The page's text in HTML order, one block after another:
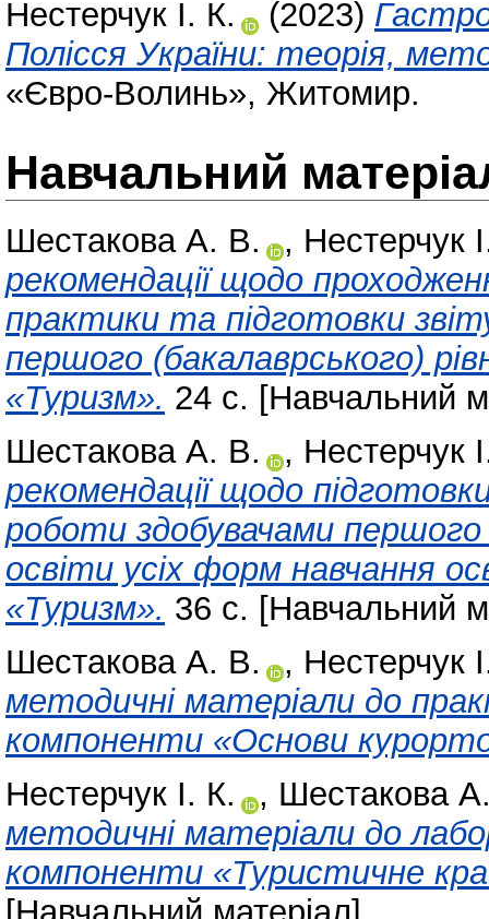
Нестерчук І. К.
(2023)
Полісся України: теорія,
«Євро-Волинь», Житомир.
Навчальний
Шестакова А. В. , Нестерчук
рекомендації щодо
практики та підготовки
першого (бакалаврського)
«Туризм». 24 с. [Навчальний
Шестакова А. В.
, Нестерчук
рекомендації щодо
роботи здобувачами першого
освіти усіх форм навчання
«Туризм». 36 с. [Навчальний
Шестакова А. В.
, Нестерчук
методичні матеріали до
компоненти «Основи
Нестерчук І. К.
, Шестакова
методичні матеріали до
компоненти «Туристичне